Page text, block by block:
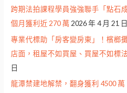
跨期法拍課程學員強強聯手「點石
個月獲利近 270 萬 2026 年 4 月 21 日
專業代標助「房客變房東」！檳榔
店面，租屋不如買屋、買屋不如標
日
龍潭禁建地解禁，翻身獲利 4500